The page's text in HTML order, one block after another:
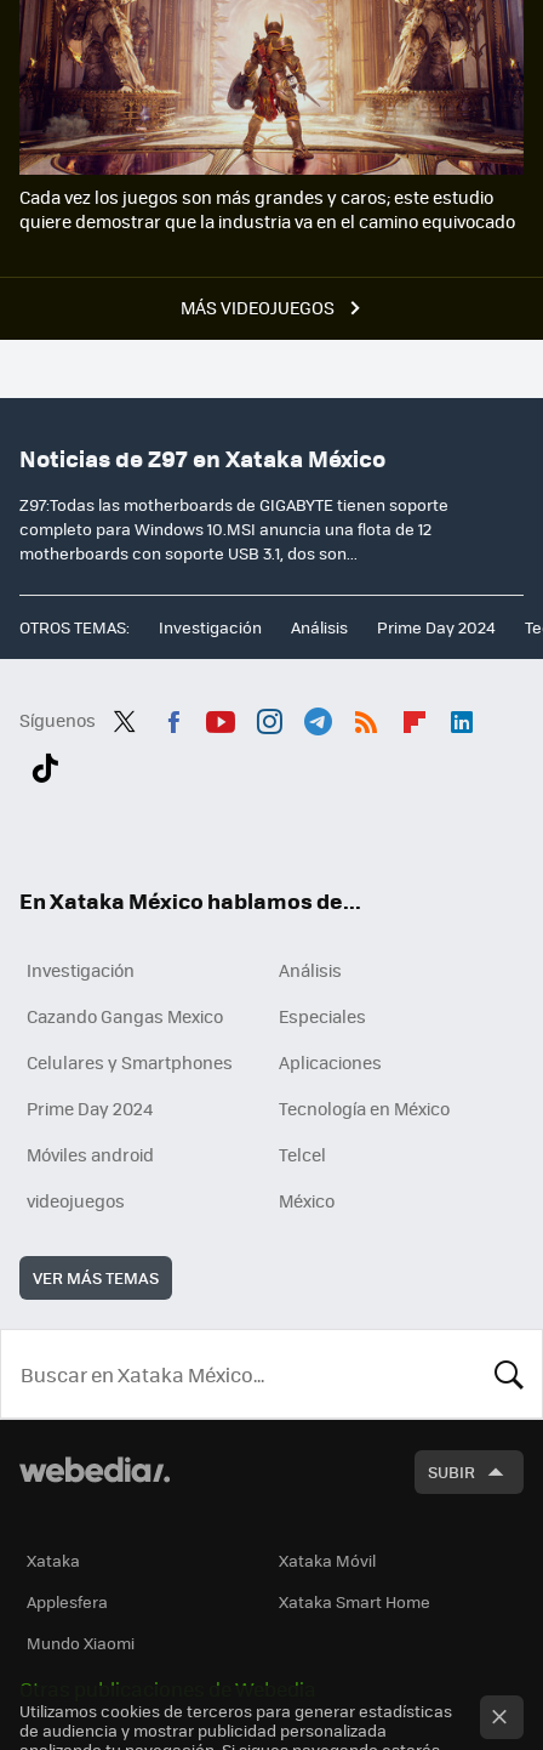
MÁS VIDEOJUEGOS
Cada vez los juegos son más grandes y caros; este estudio
quiere demostrar que la industria va en el camino equivocado
Noticias de Z97 en Xataka México
Z97:Todas las motherboards de GIGABYTE tienen soporte
completo para Windows 10.MSI anuncia una flota de 12
motherboards con soporte USB 3.1, dos son...
OTROS TEMAS: Investigación Análisis Prime Day 2024
Síguenos
En Xataka México hablamos de...
Investigación
Análisis
Cazando Gangas Mexico
Especiales
Celulares y Smartphones
Aplicaciones
Prime Day 2024
Tecnología en México
Móviles android
Telcel
videojuegos
México
VER MÁS TEMAS
SUBIR
Xataka
Xataka Móvil
Applesfera
Xataka Smart Home
Mundo Xiaomi
Otras publicaciones de Webedia
Utilizamos cookies de terceros para generar estadísticas
de audiencia y mostrar publicidad personalizada